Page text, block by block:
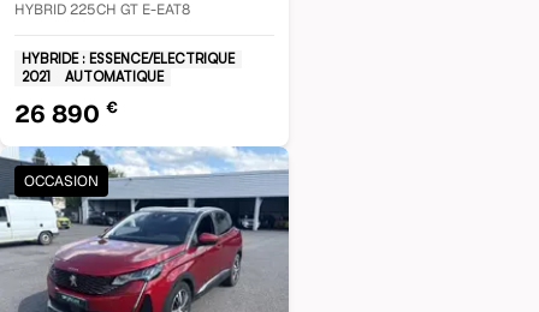
HYBRID 225CH GT E-EAT8
HYBRIDE : ESSENCE/ELECTRIQUE
2021
AUTOMATIQUE
26 890 €
OCCASION